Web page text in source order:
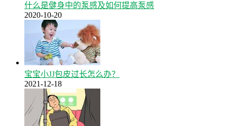
什么是健身中的泵感及如何提高泵感
2020-10-20
宝宝小JJ包皮过长怎么办？
2021-12-18